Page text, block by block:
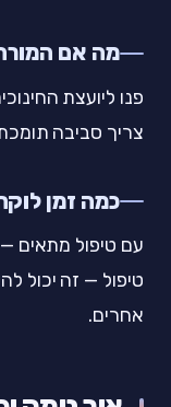
מה אם
פנו ליועצת
צריך סביבה
כמה זמן
עם טיפול מתאים
טיפול — זה יכול
אחרים.